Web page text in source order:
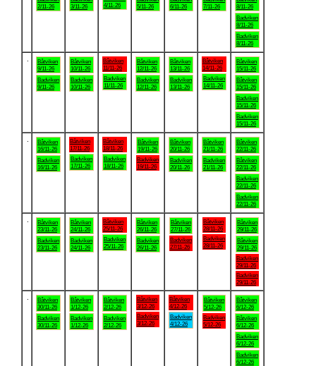
2/11-26
3/11-26
4/11-26
5/11-26
6/11-26
7/11-26
8/11-26
Badviken
8/11-26
Badviken
8/11-26
Båtviken
9/11-26
Badviken
9/11-26
Båtviken
10/11-26
Badviken
10/11-26
Båtviken
11/11-26
Badviken
11/11-26
Båtviken
12/11-26
Badviken
12/11-26
Båtviken
13/11-26
Badviken
13/11-26
Båtviken
14/11-26
Badviken
14/11-26
Båtviken
15/11-26
Båtviken
15/11-26
Badviken
15/11-26
Badviken
15/11-26
Båtviken
16/11-26
Badviken
16/11-26
Båtviken
17/11-26
Badviken
17/11-26
Båtviken
18/11-26
Badviken
18/11-26
Båtviken
19/11-26
Badviken
19/11-26
Båtviken
20/11-26
Badviken
20/11-26
Båtviken
21/11-26
Badviken
21/11-26
Båtviken
22/11-26
Båtviken
22/11-26
Badviken
22/11-26
Badviken
22/11-26
Båtviken
23/11-26
Badviken
23/11-26
Båtviken
24/11-26
Badviken
24/11-26
Båtviken
25/11-26
Badviken
25/11-26
Båtviken
26/11-26
Badviken
26/11-26
Båtviken
27/11-26
Badviken
27/11-26
Båtviken
28/11-26
Badviken
28/11-26
Båtviken
29/11-26
Båtviken
29/11-26
Badviken
29/11-26
Badviken
29/11-26
Båtviken
30/11-26
Badviken
30/11-26
Båtviken
1/12-26
Badviken
1/12-26
Båtviken
2/12-26
Badviken
2/12-26
Båtviken
3/12-26
Badviken
3/12-26
Båtviken
4/12-26
Badviken
4/12-26
Båtviken
5/12-26
Badviken
5/12-26
Båtviken
6/12-26
Båtviken
6/12-26
Badviken
6/12-26
Badviken
6/12-26